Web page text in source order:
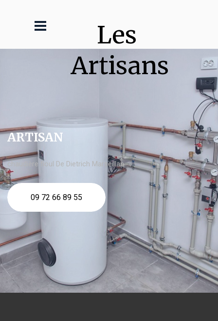
Les
Artisans
ARTISAN
chaudière fioul De Dietrich Marseillan
09 72 66 89 55